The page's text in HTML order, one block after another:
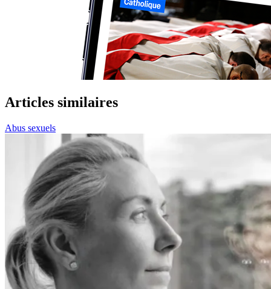
Articles similaires
Abus sexuels